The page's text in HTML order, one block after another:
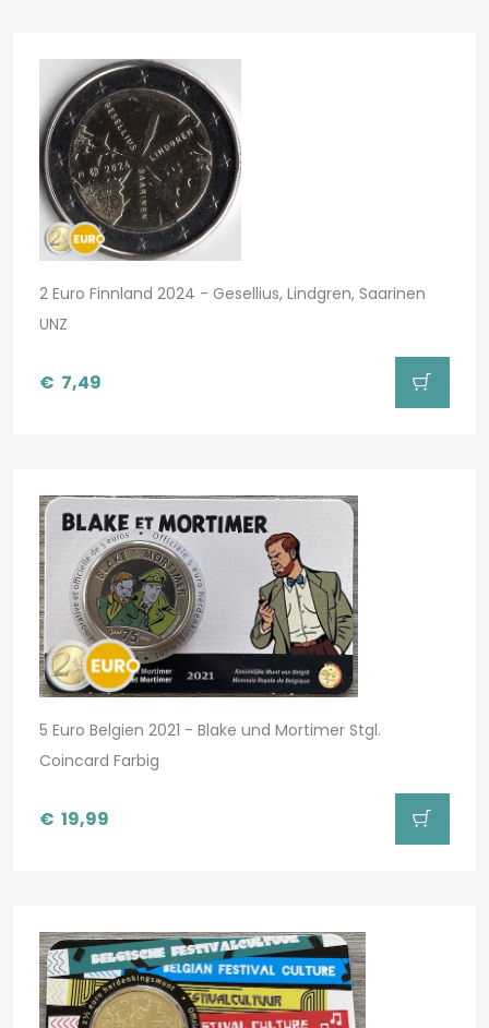
2 Euro Finnland 2024 - Gesellius, Lindgren, Saarinen
UNZ
€ 7,49
5 Euro Belgien 2021 - Blake und Mortimer Stgl.
Coincard Farbig
€ 19,99